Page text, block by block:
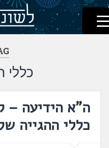
דלג
לתוכן
לשוניאדה
עברית. לשון. שפה
כללי
ה"א הידיעה –
כללי ההגייה